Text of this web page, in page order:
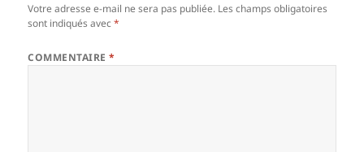
Votre adresse e-mail ne sera pas publiée. Les champs obligatoires
sont indiqués avec*
COMMENTAIRE*